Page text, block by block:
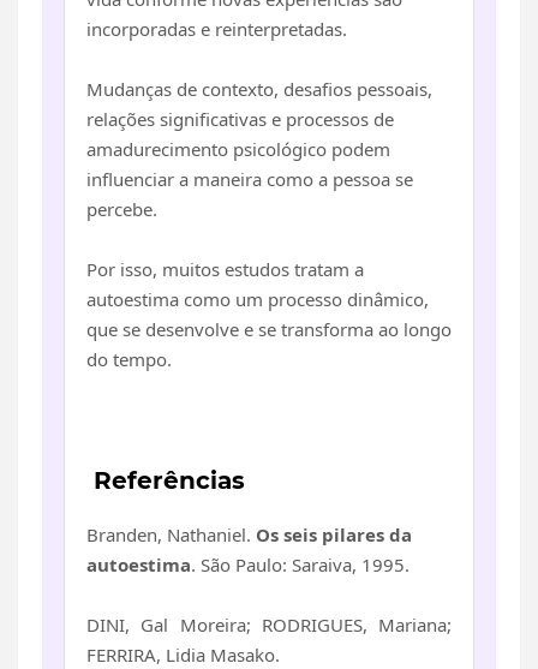
incorporadas e reinterpretadas.
Mudanças de contexto, desafios pessoais,
relações significativas e processos de
amadurecimento psicológico podem
influenciar a maneira como a pessoa se
percebe.
Por isso, muitos estudos tratam a
autoestima como um processo dinâmico,
que se desenvolve e se transforma ao longo
do tempo.
Referências
Branden, Nathaniel. Os seis pilares da
autoestima. São Paulo: Saraiva, 1995.
DINI, Gal Moreira; RODRIGUES, Mariana;
FERRIRA, Lidia Masako.